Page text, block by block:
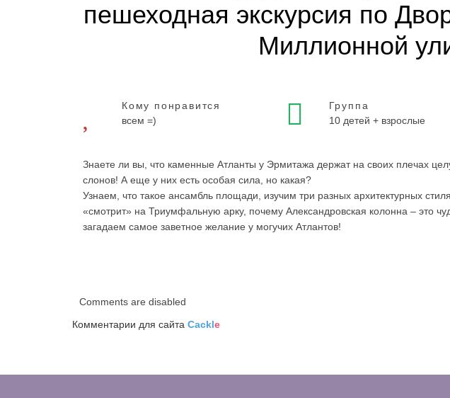
пешеходная экскурсия по
Миллионной
Кому понравится
всем =)
Группа
10 детей + взрослые
Знаете ли вы, что каменные Атланты у Эрмитажа держат на своих плечах
слонов! А еще у них есть особая сила, но какая?
Узнаем, что такое ансамбль площади, изучим три разных архитектурных
«смотрит» на Триумфальную арку, почему Александровская колонна – это
загадаем самое заветное желание у могучих Атлантов!
Comments are disabled
Комментарии для сайта Cackle